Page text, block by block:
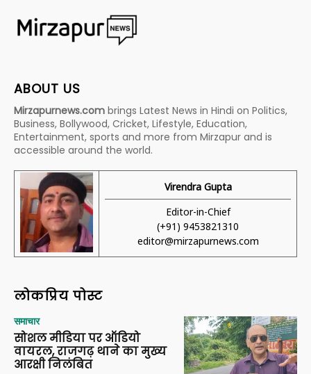
ABOUT US
Mirzapurnews.com brings Latest News in Hindi on Politics,
Business, Bollywood, Cricket, Lifestyle, Education,
Entertainment, sports and more from Mirzapur and is
accessible around the world.
Virendra Gupta
Editor-in-Chief
(+91) 9453821310
editor@mirzapurnews.com
लोकप्रिय पोस्ट
समाचार
सोशल मीडिया पर ऑडियो
वायरल, राजगढ़ थाने का मुख्य
आरक्षी निलंबित